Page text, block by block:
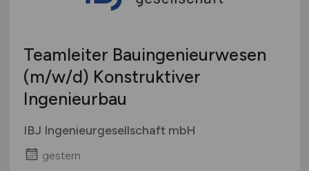
Teamleiter Bauingenieurwesen
(m/w/d) Konstruktiver
Ingenieurbau
IBJ Ingenieurgesellschaft mbH
gestern